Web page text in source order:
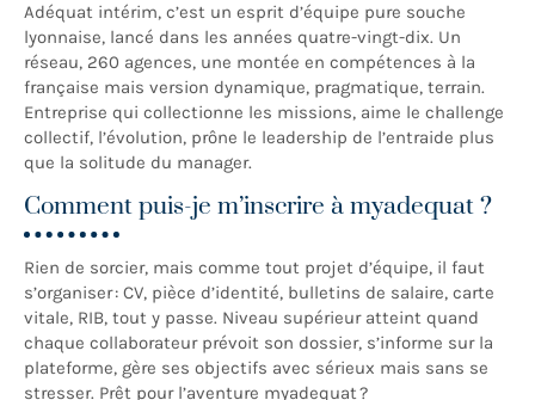
Adéquat intérim, c’est un esprit d’équipe pure souche
lyonnaise, lancé dans les années quatre-vingt-dix. Un
réseau, 260 agences, une montée en compétences à la
française mais version dynamique, pragmatique, terrain.
Entreprise qui collectionne les missions, aime le challenge
collectif, l’évolution, prône le leadership de l’entraide plus
que la solitude du manager.
Comment puis-je m’inscrire à myadequat ?
Rien de sorcier, mais comme tout projet d’équipe, il faut
s’organiser : CV, pièce d’identité, bulletins de salaire, carte
vitale, RIB, tout y passe. Niveau supérieur atteint quand
chaque collaborateur prévoit son dossier, s’informe sur la
plateforme, gère ses objectifs avec sérieux mais sans se
stresser. Prêt pour l’aventure myadequat ?